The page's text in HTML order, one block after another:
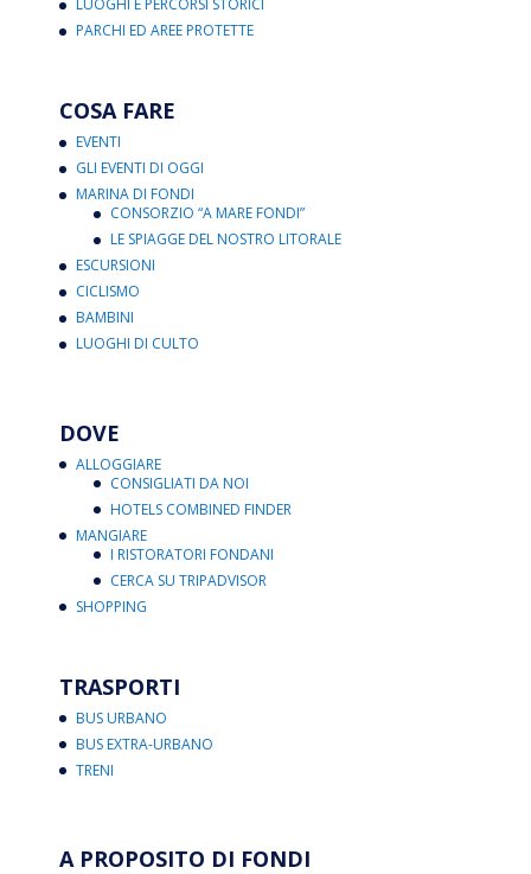
LUOGHI E PERCORSI STORICI
PARCHI ED AREE PROTETTE
COSA FARE
EVENTI
GLI EVENTI DI OGGI
MARINA DI FONDI
CONSORZIO “A MARE FONDI”
LE SPIAGGE DEL NOSTRO LITORALE
ESCURSIONI
CICLISMO
BAMBINI
LUOGHI DI CULTO
DOVE
ALLOGGIARE
CONSIGLIATI DA NOI
HOTELS COMBINED FINDER
MANGIARE
I RISTORATORI FONDANI
CERCA SU TRIPADVISOR
SHOPPING
TRASPORTI
BUS URBANO
BUS EXTRA-URBANO
TRENI
A PROPOSITO DI FONDI